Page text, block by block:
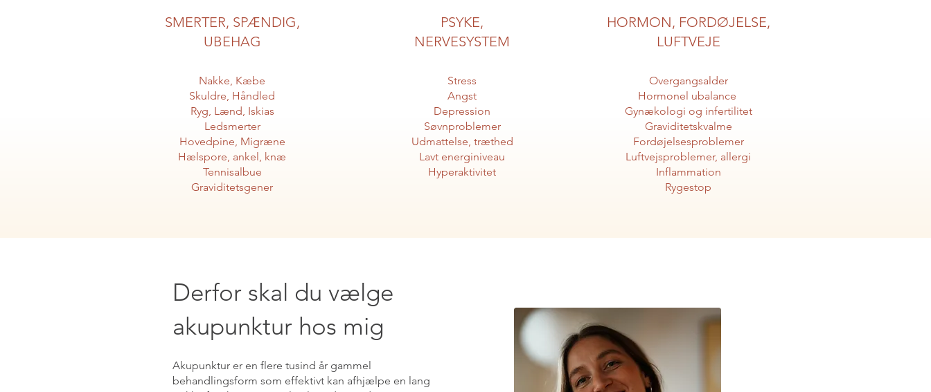
SMERTER, SPÆNDIG,
UBEHAG
Nakke, Kæbe
Skuldre, Håndled
Ryg, Lænd, Iskias
Ledsmerter
Hovedpine, Migræne
Hælspore, ankel, knæ
Tennisalbue​​​
Graviditetsgener
PSYKE,
NERVESYSTEM
Stress
Angst
Depression
Søvnproblemer
Udmattelse, træthed
Lavt energiniveau
Hyperaktivitet​
HORMON, FORDØJELSE,
LUFTVEJE
Overgangsalder
Hormonel ubalance
Gynækologi og infertilitet
Graviditetskvalme
Fordøjelsesproblemer
Luftvejsproblemer, allergi
Inflammation
Rygestop
Derfor skal du vælge
akupunktur hos mig
Akupunktur er en flere tusind år gammel
behandlingsform som effektivt kan afhjælpe en lang